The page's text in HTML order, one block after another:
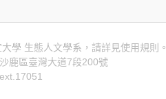
學 生態人文學系，請詳見使用規則。
鹿區臺灣大道7段200號